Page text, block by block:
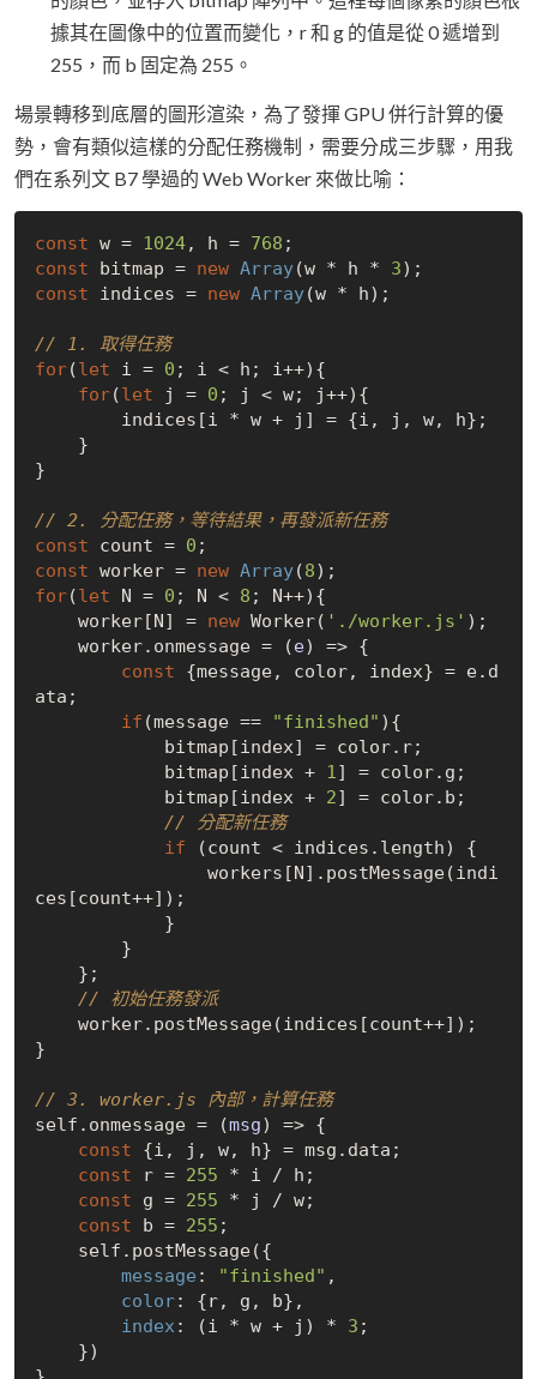
據其在圖像中的位置而變化，r 和 g 的值是從 0 遞增到
255，而 b 固定為 255。
場景轉移到底層的圖形渲染，為了發揮 GPU 併行計算的優
勢，會有類似這樣的分配任務機制，需要分成三步驟，用我
們在系列文 B7 學過的 Web Worker 來做比喻：
const w = 1024, h = 768
const bitmap = new Array(w * h * 3
const indices = new Array(w * h);
// 1. 取得任務
for(let i = 0 ; i < h; i++){
for(let j = 0 ; j < w; j++){
}
// 2. 分配任務，等待結果，再發派新任務
const count = 0
const worker = new Array(8
for(let N = 0 ; N < 8 ; N++){
    worker[N] =
new Worker( './worker.js' );
    worker.onmessage =
(e) => {
const {message, color, index} = e.d
ata;
if (message == "finished" ){
            bitmap[index +
1] = color.g;
            bitmap[index +
2] = color.b;
// 分配新任務
if (count < indices.length) {
ces[count++]);
// 初始任務發派
}
// 3. worker.js 內部，計算任務
self.onmessage =
(msg) => {
const {i, j, w, h} = msg.data;
const r = 255 * i / h;
const g = 255 * j / w;
const b = 255 ;
message : "finished" ,
color: {r, g, b},
index : (i * w + j) * 3 ;